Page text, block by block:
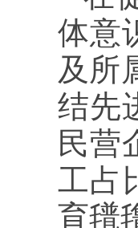
体意
及所
结先
民营
工占
育氆